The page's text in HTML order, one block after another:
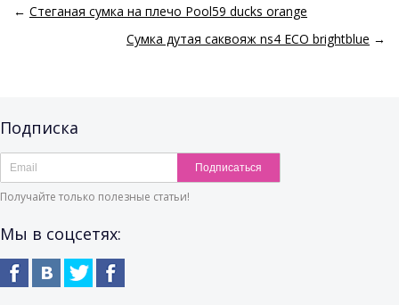
← Стеганая сумка на плечо Pool59 ducks orange
Сумка дутая саквояж ns4 ECO brightblue →
Подписка
Подписаться
Получайте только полезные статьи!
Мы в соцсетях: